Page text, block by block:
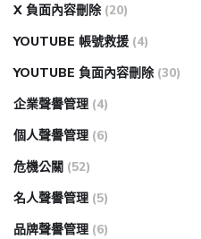
X 負面內容刪除 (20)
YOUTUBE 帳號救援 (4)
YOUTUBE 負面內容刪除 (30)
企業聲譽管理 (4)
個人聲譽管理 (6)
危機公關 (52)
名人聲譽管理 (5)
品牌聲譽管理 (6)